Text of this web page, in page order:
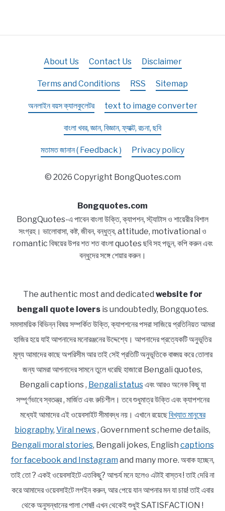
About Us Contact Us Disclaimer
Terms and Conditions RSS Sitemap
অনলাইন বয়স ক্যালকুলেটর text to image converter
বাংলা খবর, জ্ঞান, বিজ্ঞান, ফ্যাক্ট, রচনা, ছবি
মতামত জানান ( Feedback ) Privacy policy
© 2026 Copyright BongQuotes.com
Bongquotes.com
BongQuotes-এ পাবেন বাংলা উক্তি, ক্যাপশন, স্ট্যাটাস ও শায়েরীর বিশাল
সংগ্রহ। ভালোবাসা, কষ্ট, জীবন, বন্ধুত্ব, attitude, motivational ও
romantic বিষয়ের উপর শত শত বাংলা quotes ছবি সহ পড়ুন, কপি করুন এবং
বন্ধুদের সঙ্গে শেয়ার করুন।
The authentic most and dedicated website for
bengali quote loversis undoubtedly, Bongquotes.
সমসাময়িক বিভিন্ন বিষয় সম্পর্কিত উক্তি, ক্যাপশনের পসরা সাজিয়ে প্রতিনিয়ত আমরা
হাজির হয়ে যাই আপনাদের মনোরঞ্জনের উদ্দেশ্যে। আপনাদের প্রত্যেকটি অনুভূতির
মূল্য আমাদের কাছে অপরিসীম আর তাই সেই প্রতিটি অনুভূতিকে বাঙ্ময় করে তোলার
জন্য আমরা আপনাদের সামনে তুলে ধরেছি হাজারো Bengali quotes,
Bengali captions , Bengali statusএবং আরও অনেক কিছু যা
সম্পূর্ণভাবে স্বতন্ত্র , মার্জিত এবং রুচিশীল। তবে শুধুমাত্র উক্তি এবং ক্যাপশনের
মধ্যেই আমাদের এই ওয়েবসাইট সীমাবদ্ধ নয়। এখানে রয়েছেবিখ্যাত মানুষের
biography, Viral news, Government scheme details,
Bengali moral stories, Bengali jokes, English captions
for facebook and Instagram and many more. অবাক হচ্ছেন,
তাই তো ? একই ওয়েবসাইটে এতকিছু? আশ্চর্য মনে হলেও এটাই বাস্তব ! তাই দেরি না
করে আমাদের ওয়েবসাইটে লগইন করুন, আর পেয়ে যান আপনার মন যা চায়! তাই এবার
থেকে অনুসন্ধানের পালা শেষ!! এখন থেকেই শুধুই SATISFACTION !